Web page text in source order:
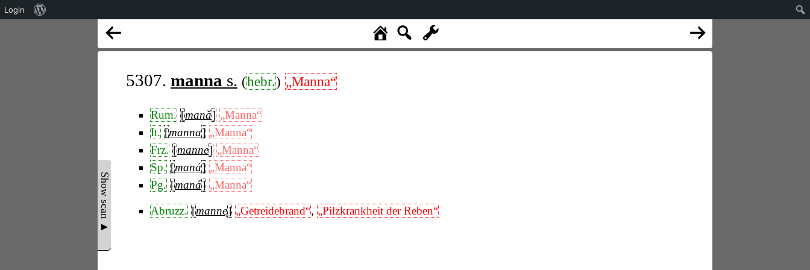
Show scan ▲
5307. manna s. (hebr.) „Manna“
Rum. [mană] „Manna“
It. [manna] „Manna“
Frz. [manne] „Manna“
Sp. [maná] „Manna“
Pg. [maná] „Manna“
Abruzz. [manne̥] „Getreidebrand“, „Pilzkrankheit der Reben“
Login